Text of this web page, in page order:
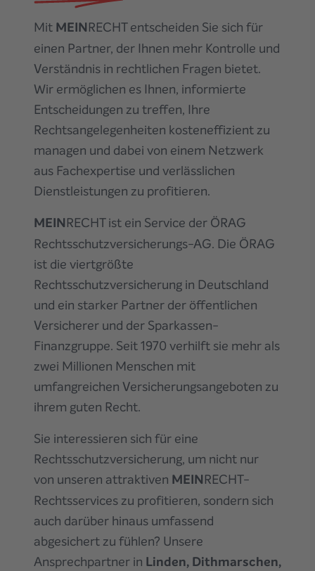
Mit MEINRECHT entscheiden Sie sich für
einen Partner, der Ihnen mehr Kontrolle und
Verständnis in rechtlichen Fragen bietet.
Wir ermöglichen es Ihnen, informierte
Entscheidungen zu treffen, Ihre
Rechtsangelegenheiten kosteneffizient zu
managen und dabei von einem Netzwerk
aus Fachexpertise und verlässlichen
Dienstleistungen zu profitieren.
MEINRECHT ist ein Service der ÖRAG
Rechtsschutzversicherungs-AG. Die ÖRAG
ist die viertgrößte
Rechtsschutzversicherung in Deutschland
und ein starker Partner der öffentlichen
Versicherer und der Sparkassen-
Finanzgruppe. Seit 1970 verhilft sie mehr als
zwei Millionen Menschen mit
umfangreichen Versicherungsangeboten zu
ihrem guten Recht.
Sie interessieren sich für eine
Rechtsschutzversicherung, um nicht nur
von unseren attraktiven MEINRECHT-
Rechtsservices zu profitieren, sondern sich
auch darüber hinaus umfassend
abgesichert zu fühlen? Unsere
Ansprechpartner in Linden, Dithmarschen,